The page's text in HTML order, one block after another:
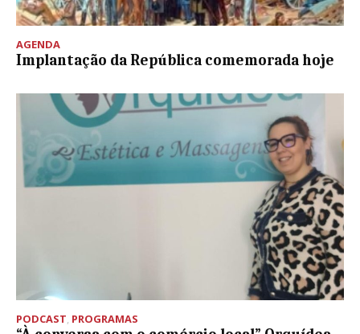
AGENDA
Implantação da República comemorada hoje
PODCAST, PROGRAMAS